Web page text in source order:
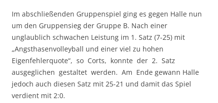
Im abschließenden Gruppenspiel ging es gegen Halle nun
um den Gruppensieg der Gruppe B. Nach einer
unglaublich schwachen Leistung im 1. Satz (7-25) mit
„Angsthasenvolleyball und einer viel zu hohen
Eigenfehlerquote“, so Corts, konnte der 2. Satz
ausgeglichen gestaltet werden. Am Ende gewann Halle
jedoch auch diesen Satz mit 25-21 und damit das Spiel
verdient mit 2:0.